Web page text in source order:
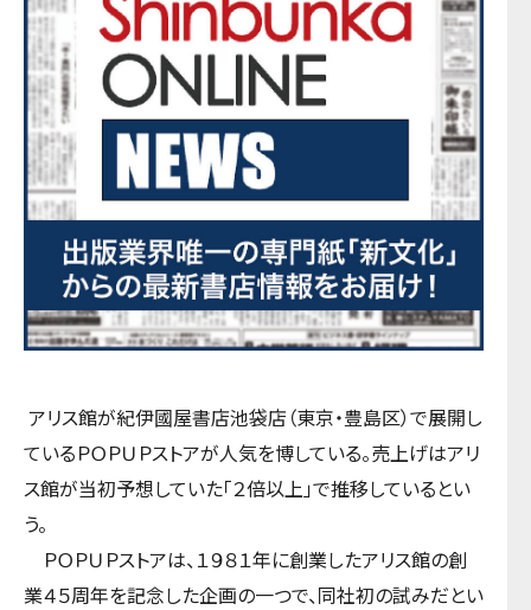
アリス館が紀伊國屋書店池袋店（東京・豊島区）で展開し
ているＰＯＰＵＰストアが人気を博している。売上げはアリ
ス館が当初予想していた「２倍以上」で推移しているとい
う。
ＰＯＰＵＰストアは、１９８１年に創業したアリス館の創
業４５周年を記念した企画の一つで、同社初の試みだとい